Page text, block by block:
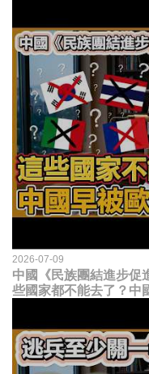
2026-07-09
中國《民族團結進步促
些國家都不能去了？中